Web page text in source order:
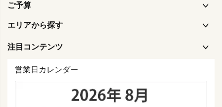
ご予算
エリアから探す
注目コンテンツ
営業日カレンダー